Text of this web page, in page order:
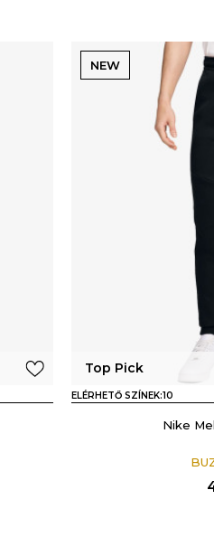
NEW
Top Pick
ELÉRHETŐ SZÍNEK:10
Nike